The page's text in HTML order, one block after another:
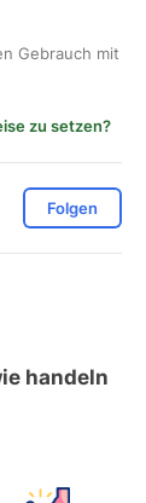
Gebrauch mit
zu setzen?
Folgen
handeln